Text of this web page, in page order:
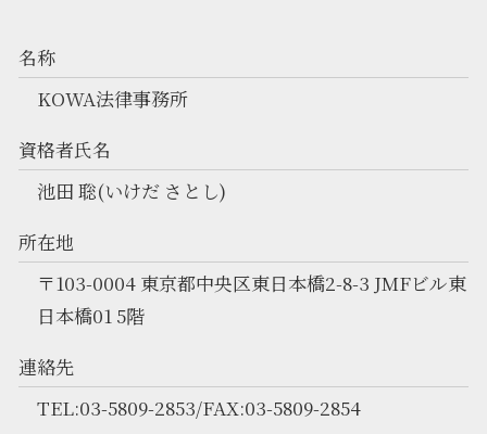
名称
KOWA法律事務所
資格者氏名
池田 聡(いけだ さとし)
所在地
〒103-0004 東京都中央区東日本橋2-8-3 JMFビル東
日本橋01 5階
連絡先
TEL:03-5809-2853/FAX:03-5809-2854